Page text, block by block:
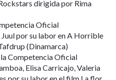
dirigida por Rima
Oficial
por su labor en A Horrible
(Dinamarca)
Competencia Oficial
Elisa Carricajo, Valeria
por su labor en el film La flor